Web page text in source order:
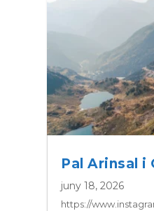
Pal Arinsal i
juny 18, 2026
https://